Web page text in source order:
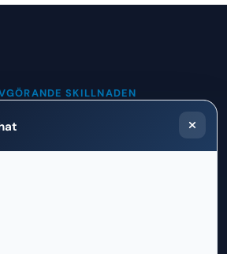
SKILLNADEN
utan bounding boxes